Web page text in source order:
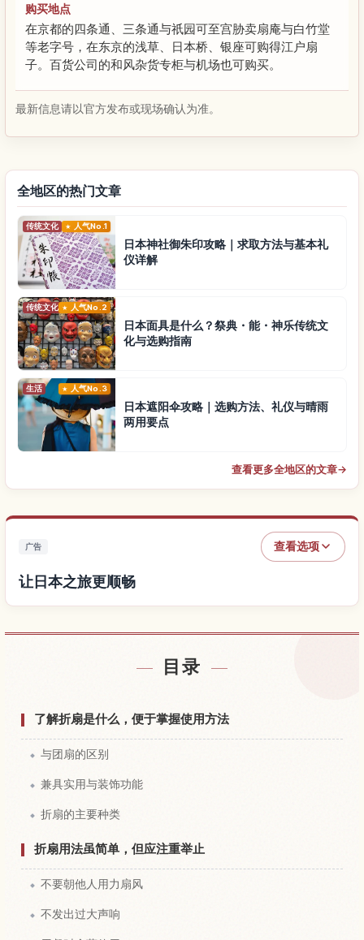
购买地点
在京都的四条通、三条通与祇园可至宫胁卖扇庵与白竹堂
等老字号，在东京的浅草、日本桥、银座可购得江户扇
子。百货公司的和风杂货专柜与机场也可购买。
最新信息请以官方发布或现场确认为准。
全地区的热门文章
传统文化 人气No.1
日本神社御朱印攻略｜求取方法与基本礼
仪详解
传统文化 人气No.2
日本面具是什么？祭典・能・神乐传统文
化与选购指南
生活 人气No.3
日本遮阳伞攻略｜选购方法、礼仪与晴雨
两用要点
查看更多全地区的文章→
广告 查看选项
让日本之旅更顺畅
目录
了解折扇是什么，便于掌握使用方法
与团扇的区别
兼具实用与装饰功能
折扇的主要种类
折扇用法虽简单，但应注重举止
不要朝他人用力扇风
不发出过大声响